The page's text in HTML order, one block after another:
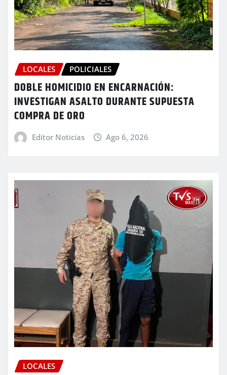
LOCALES POLICIALES
DOBLE HOMICIDIO EN ENCARNACIÓN:
INVESTIGAN ASALTO DURANTE SUPUESTA
COMPRA DE ORO
Editor Noticias Ago 6, 2026
LOCALES